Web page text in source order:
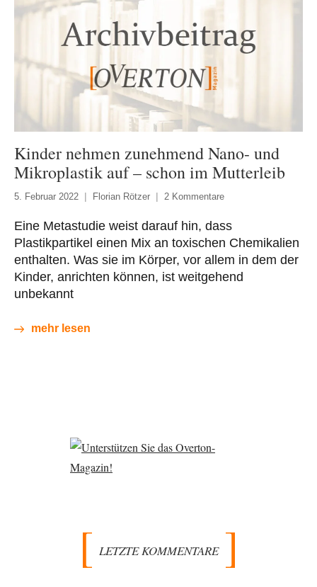
Kinder nehmen zunehmend Nano- und
Mikroplastik auf – schon im Mutterleib
5. Februar 2022 Florian Rötzer 2 Kommentare
Eine Metastudie weist darauf hin, dass
Plastikpartikel einen Mix an toxischen Chemikalien
enthalten. Was sie im Körper, vor allem in dem der
Kinder, anrichten können, ist weitgehend
unbekannt
mehr lesen
LETZTE KOMMENTARE